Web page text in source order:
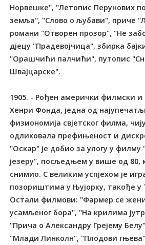
Норвешке", "Летопис Перунових
земља", "Слово о љубави", приче
романи "Отворен прозор", "Не
дјецу "Прадевојчица", збирка
"Орашчићи палчићи", путопис
Швајцарске".
1905. - Рођен амерички филмски
Хенри Фонда, једна од
физиономија свјетског филма,
одликовала префињеност и
"Оскар" је добио за улогу у филму
језеру", посљедњем у више од 80,
снимио. С великим успјехом је
позориштима у Њујорку, такође у
Остали филмови: "Фармер се
усамљеног бора", "На крилима
"Прича о Александру Грејему
"Млади Линколн", "Плодови